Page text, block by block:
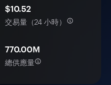
$10.52
交易量（24 小時）
770.00M
總供應量